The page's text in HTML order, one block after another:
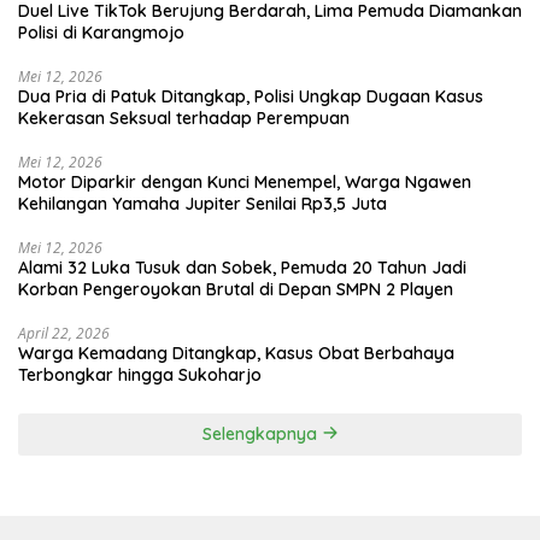
Duel Live TikTok Berujung Berdarah, Lima Pemuda Diamankan
Polisi di Karangmojo
Mei 12, 2026
Dua Pria di Patuk Ditangkap, Polisi Ungkap Dugaan Kasus
Kekerasan Seksual terhadap Perempuan
Mei 12, 2026
Motor Diparkir dengan Kunci Menempel, Warga Ngawen
Kehilangan Yamaha Jupiter Senilai Rp3,5 Juta
Mei 12, 2026
Alami 32 Luka Tusuk dan Sobek, Pemuda 20 Tahun Jadi
Korban Pengeroyokan Brutal di Depan SMPN 2 Playen
April 22, 2026
Warga Kemadang Ditangkap, Kasus Obat Berbahaya
Terbongkar hingga Sukoharjo
Selengkapnya